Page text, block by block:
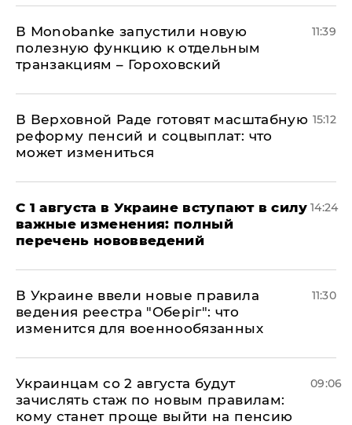
В Мonobankе запустили новую
полезную функцию к отдельным
транзакциям – Гороховский
11:39
В Верховной Раде готовят масштабную
реформу пенсий и соцвыплат: что
может измениться
15:12
С 1 августа в Украине вступают в силу
важные изменения: полный
перечень нововведений
14:24
В Украине ввели новые правила
ведения реестра "Оберіг": что
изменится для военнообязанных
11:30
Украинцам со 2 августа будут
зачислять стаж по новым правилам:
кому станет проще выйти на пенсию
09:06